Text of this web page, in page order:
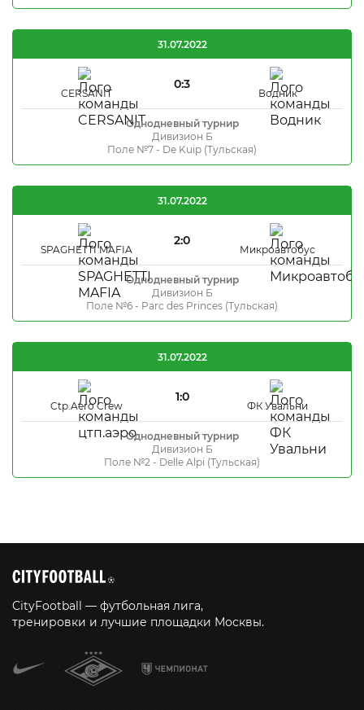
CERSANIT
0:3
Водник
31.07.2022
Однодневный турнир
Дивизион Б
Поле №7 - De Kuip (Тульская)
SPAGHETTI MAFIA
2:0
Микроавтобус
31.07.2022
Однодневный турнир
Дивизион Б
Поле №6 - Parc des Princes (Тульская)
Ctp.Aero Crew
1:0
ФК Увальни
31.07.2022
Однодневный турнир
Дивизион Б
Поле №2 - Delle Alpi (Тульская)
CityFootball — футбольная лига,
тренировки и лучшие площадки Москвы.